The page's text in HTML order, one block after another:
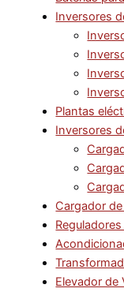
Inversores
Plantas
Inversores
Cargador
Elevador de